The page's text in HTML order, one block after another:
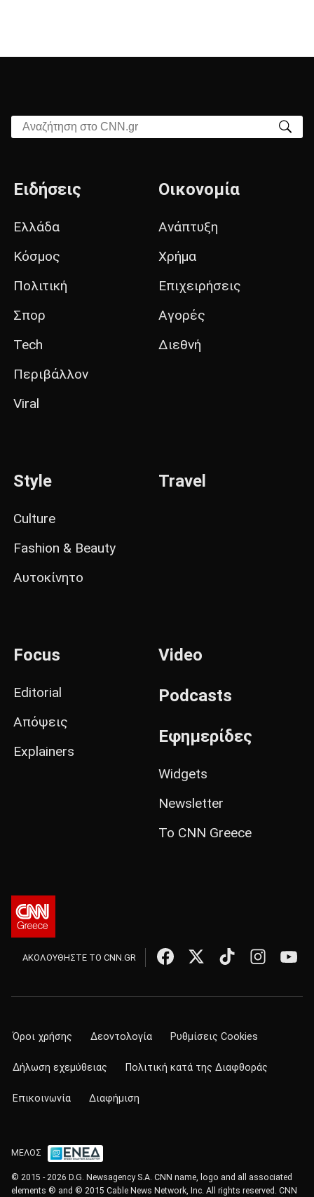
Αναζήτηση στο CNN.gr
Ειδήσεις
Ελλάδα
Κόσμος
Πολιτική
Σπορ
Tech
Περιβάλλον
Viral
Οικονομία
Ανάπτυξη
Χρήμα
Επιχειρήσεις
Αγορές
Διεθνή
Style
Culture
Fashion & Beauty
Αυτοκίνητο
Travel
Focus
Editorial
Απόψεις
Explainers
Video
Podcasts
Εφημερίδες
Widgets
Newsletter
Το CNN Greece
ΑΚΟΛΟΥΘΗΣΤΕ ΤΟ CNN.GR
Όροι χρήσης Δεοντολογία Ρυθμίσεις Cookies
Δήλωση εχεμύθειας Πολιτική κατά της Διαφθοράς
Επικοινωνία Διαφήμιση
ΜΕΛΟΣ
© 2015 - 2026 D.G. Newsagency S.A. CNN name, logo and all associated
elements ® and © 2015 Cable News Network, Inc. All rights reserved. CNN